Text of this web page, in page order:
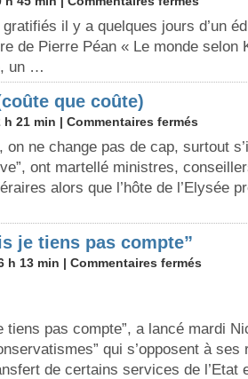
il y a quelques jours d’un
de Pierre Péan « Le monde selon
un …
que coûte)
h 21 min | Commentaires fermés
on ne change pas de cap, surtout
ont martellé ministres,
alors que l’hôte de l’Elysée
je tiens pas compte”
h 13 min | Commentaires fermés
tiens pas compte”, a lancé mardi
qui s’opposent à ses
de certains services de l’Etat